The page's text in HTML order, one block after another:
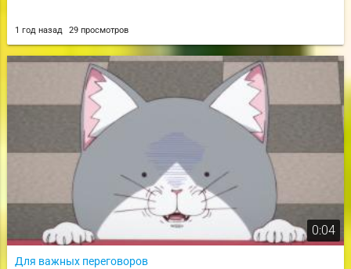
1 год назад 29 просмотров
0:04
Для важных переговоров